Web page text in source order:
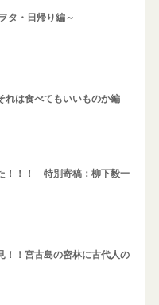
タ・日帰り編～
れは食べてもいいものか編
！！！ 特別寄稿：柳下毅一
！！宮古島の密林に古代人の